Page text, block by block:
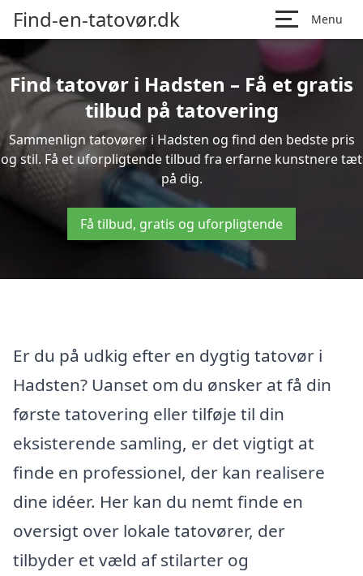
Find-en-tatovør.dk Menu
Find tatovør i Hadsten – Få et gratis
tilbud på tatovering
Sammenlign tatovører i Hadsten og find den bedste pris
og stil. Få et uforpligtende tilbud fra erfarne kunstnere tæt
på dig.
Få tilbud, gratis og uforpligtende
Er du på udkig efter en dygtig tatovør i
Hadsten? Uanset om du ønsker at få din
første tatovering eller tilføje til din
eksisterende samling, er det vigtigt at
finde en professionel, der kan realisere
dine idéer. Her kan du nemt finde en
oversigt over lokale tatovører, der
tilbyder et væld af stilarter og